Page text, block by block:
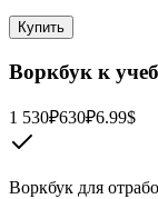
Купить
Воркбук к
1 530₽630₽6.99$
Воркбук для